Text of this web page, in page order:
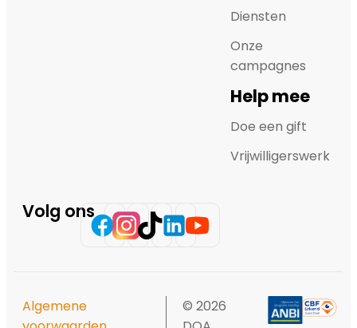
Diensten
Onze
campagnes
Help mee
Doe een gift
Vrijwilligerswerk
Volg ons
© 2026
Algemene